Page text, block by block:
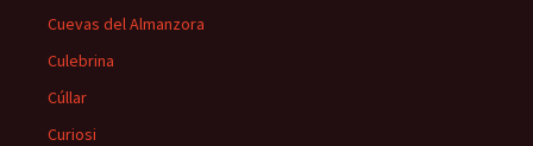
Cuevas del Almanzora
Culebrina
Cúllar
Curiosi